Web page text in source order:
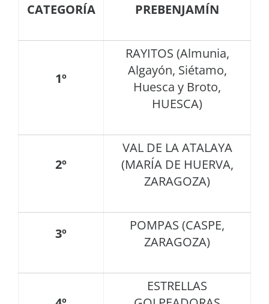
CATEGORÍA PREBENJAMÍN
1º
RAYITOS (Almunia,
Algayón, Siétamo,
Huesca y Broto,
HUESCA)
2º
VAL DE LA ATALAYA
(MARÍA DE HUERVA,
ZARAGOZA)
3º
POMPAS (CASPE,
ZARAGOZA)
ESTRELLAS